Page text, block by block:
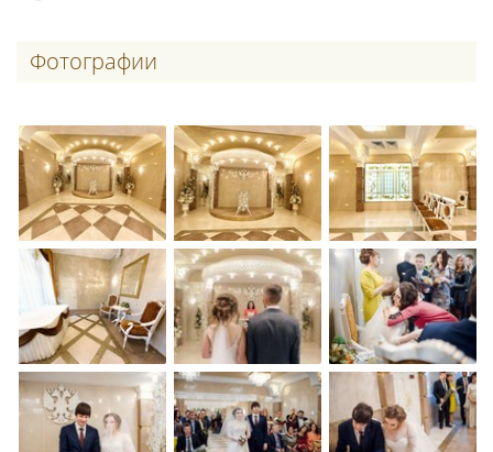
Фотографии